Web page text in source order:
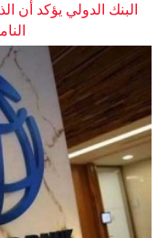
البنك الدولي يؤكد أن